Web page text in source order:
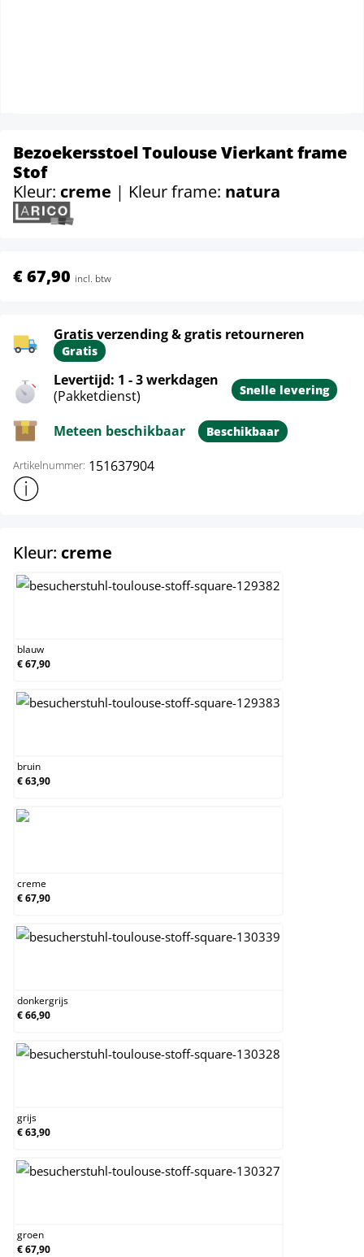
Bezoekersstoel Toulouse Vierkant frame
Stof
Kleur: creme | Kleur frame: natura
€ 67,90 incl. btw
Gratis verzending & gratis retourneren
Gratis
Levertijd: 1 - 3 werkdagen
(Pakketdienst)
Snelle levering
Meteen beschikbaar Beschikbaar
Artikelnummer: 151637904
Toon meer productinformatie
Kleur: creme
blauw
€ 67,90
bruin
€ 63,90
creme
€ 67,90
donkergrijs
€ 66,90
grijs
€ 63,90
groen
€ 67,90